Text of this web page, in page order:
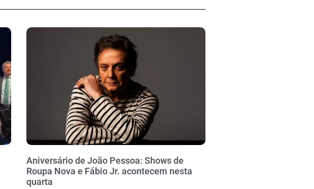
Aniversário de João Pessoa: Shows de
Roupa Nova e Fábio Jr. acontecem nesta
quarta